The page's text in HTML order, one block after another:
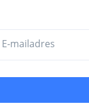
E-mailadres